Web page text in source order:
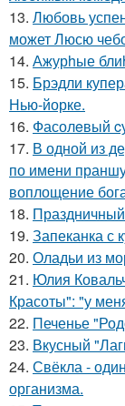
13. Любовь
может Люсю
14. Ажурhые
15. Брэдли
Нью-йорке.
16. Фасолeвый
17. В одной из
по имени
воплощение
18.
19. Запеканка с
20. Оладьи из
21. Юлия
Красоты": "у
22. Печенье
23. Вкусный
24. Свёкла -
организма.